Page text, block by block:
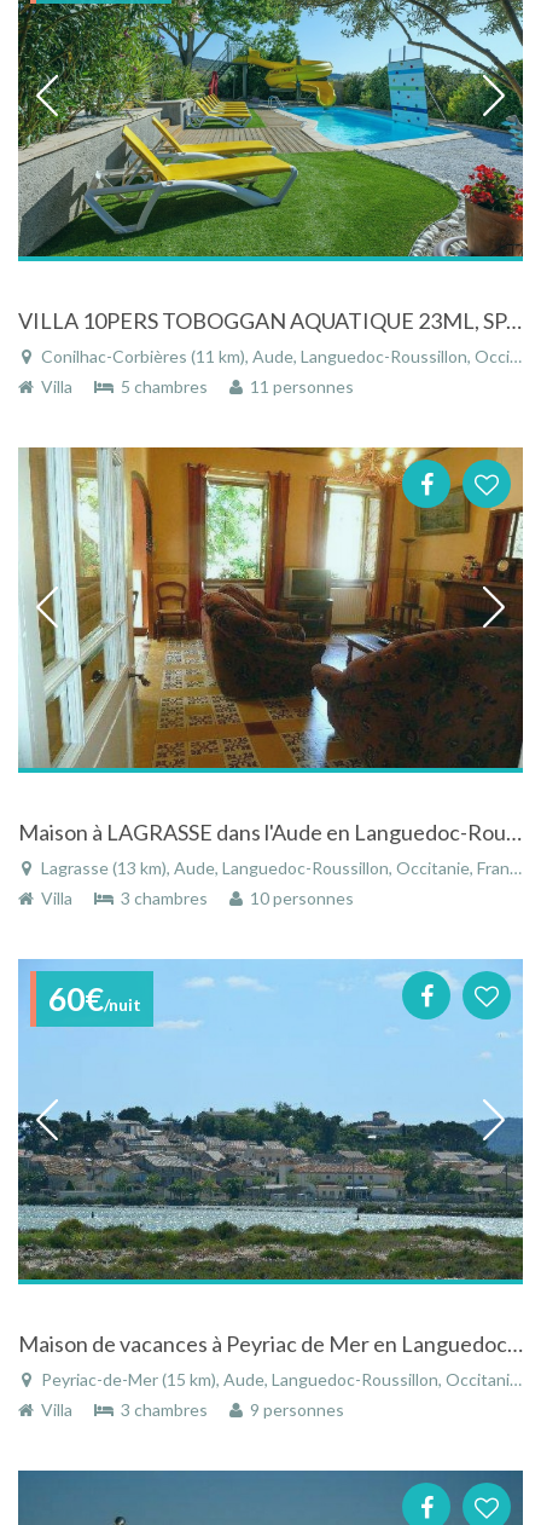
VILLA 10PERS TOBOGGAN AQUATIQUE 23ML, SPA, SAUNA, CINEMA PRIVE 10 PERS
Conilhac-Corbières (11 km), Aude, Languedoc-Roussillon, Occitanie, France
Villa
5 chambres 11 personnes
Maison à LAGRASSE dans l'Aude en Languedoc-Roussillon proche de la cité de CARCASSONNE
Lagrasse (13 km), Aude, Languedoc-Roussillon, Occitanie, France
Villa
3 chambres 10 personnes
60€/nuit
Maison de vacances à Peyriac de Mer en Languedoc Roussillon
Peyriac-de-Mer (15 km), Aude, Languedoc-Roussillon, Occitanie, France
Villa
3 chambres 9 personnes